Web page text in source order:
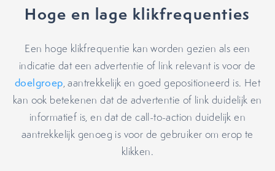
Hoge en lage klikfrequenties
Een hoge klikfrequentie kan worden gezien als een
indicatie dat een advertentie of link relevant is voor de
doelgroep, aantrekkelijk en goed gepositioneerd is. Het
kan ook betekenen dat de advertentie of link duidelijk en
informatief is, en dat de call-to-action duidelijk en
aantrekkelijk genoeg is voor de gebruiker om erop te
klikken.